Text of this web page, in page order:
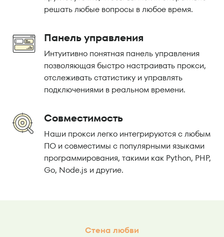
решать любые вопросы в любое время.
Панель управления
Интуитивно понятная панель управления
позволяющая быстро настраивать прокси,
отслеживать статистику и управлять
подключениями в реальном времени.
Совместимость
Наши прокси легко интегрируются с любым
ПО и совместимы с популярными языками
программирования, такими как Python, PHP,
Go, Node.js и другие.
Стена любви